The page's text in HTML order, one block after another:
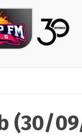
(30/